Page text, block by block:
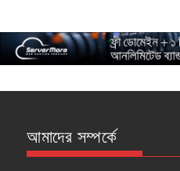
আমাদের সম্পর্কে